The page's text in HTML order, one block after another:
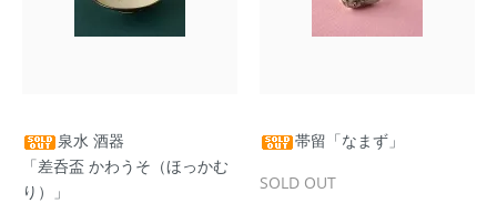
泉水 酒器
「差呑盃 かわうそ（ほっかむ
り）」
帯留「なまず」
SOLD OUT